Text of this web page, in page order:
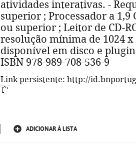
atividades interativas. -
superior ; Processador a 1,9
ou superior ; Leitor de CD-
resolução mínima de 1024 x
disponível em disco e
ISBN 978-989-708-536-9
Link persistente: http://
ADICIONAR À LISTA